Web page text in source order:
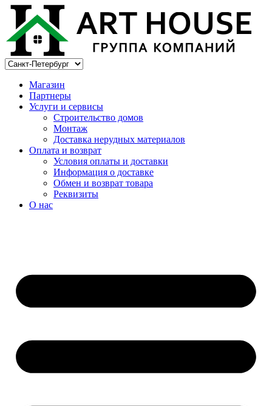
Магазин
Партнеры
Услуги и сервисы
Строительство домов
Монтаж
Доставка нерудных материалов
Оплата и возврат
Условия оплаты и доставки
Информация о доставке
Обмен и возврат товара
Реквизиты
О нас